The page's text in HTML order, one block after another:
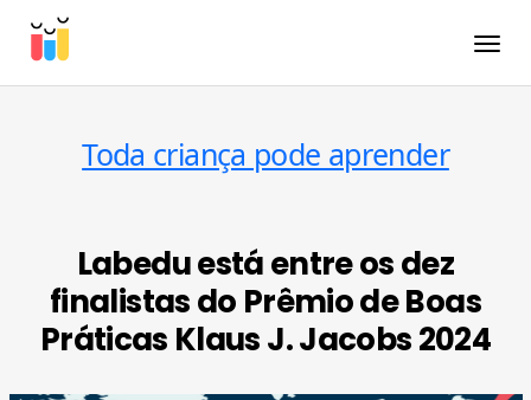
Toda criança pode aprender
Labedu está entre os dez
finalistas do Prêmio de Boas
Práticas Klaus J. Jacobs 2024